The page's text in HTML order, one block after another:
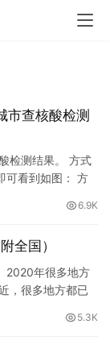
市查核酸检测
检测结果。 方式
可看到如图： 方
6.9K
全国）
2020年很多地方
，很多地方都已
5.3K